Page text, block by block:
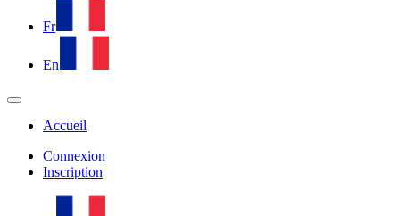
Fr
En
Accueil
Connexion
Inscription